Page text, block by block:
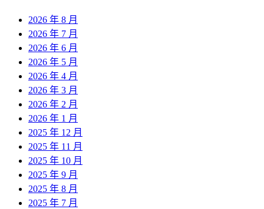
2026 年 8 月
2026 年 7 月
2026 年 6 月
2026 年 5 月
2026 年 4 月
2026 年 3 月
2026 年 2 月
2026 年 1 月
2025 年 12 月
2025 年 11 月
2025 年 10 月
2025 年 9 月
2025 年 8 月
2025 年 7 月